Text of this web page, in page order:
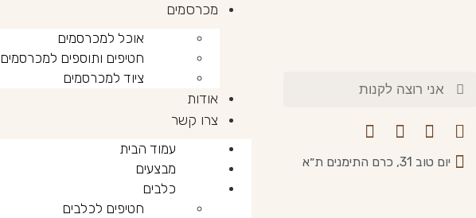
יום טוב 31, כרם התימנים ת״א
מכרסמים
אוכל למכרסמים
חטיפים ותוספים למכרסמים
ציוד למכרסמים
אודות
צרו קשר
עמוד הבית
מבצעים
כלבים
חטיפים לכלבים